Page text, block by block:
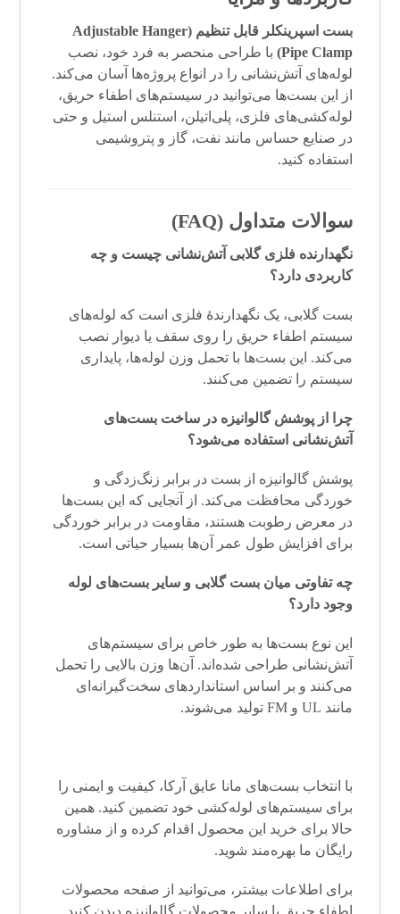
بست اسپرینکلر قابل تنظیم (Adjustable Hanger
Pipe Clamp) با طراحی منحصر به فرد خود، نصب
لوله‌های آتش‌نشانی را در انواع پروژه‌ها آسان می‌کند.
از این بست‌ها می‌توانید در سیستم‌های اطفاء حریق،
لوله‌کشی‌های فلزی، پلی‌اتیلن، استنلس استیل و حتی
در صنایع حساس مانند نفت، گاز و پتروشیمی
استفاده کنید.
سوالات متداول (FAQ)
نگهدارنده فلزی گلابی آتش‌نشانی چیست و چه
کاربردی دارد؟
بست گلابی، یک نگهدارندهٔ فلزی است که لوله‌های
سیستم اطفاء حریق را روی سقف یا دیوار نصب
می‌کند. این بست‌ها با تحمل وزن لوله‌ها، پایداری
سیستم را تضمین می‌کنند.
چرا از پوشش گالوانیزه در ساخت بست‌های
آتش‌نشانی استفاده می‌شود؟
پوشش گالوانیزه از بست در برابر زنگ‌زدگی و
خوردگی محافظت می‌کند. از آنجایی که این بست‌ها
در معرض رطوبت هستند، مقاومت در برابر خوردگی
برای افزایش طول عمر آن‌ها بسیار حیاتی است.
چه تفاوتی میان بست گلابی و سایر بست‌های لوله
وجود دارد؟
این نوع بست‌ها به طور خاص برای سیستم‌های
آتش‌نشانی طراحی شده‌اند. آن‌ها وزن بالایی را تحمل
می‌کنند و بر اساس استانداردهای سخت‌گیرانه‌ای
مانند UL و FM تولید می‌شوند.
با انتخاب بست‌های مانا عایق آرکا، کیفیت و ایمنی را
برای سیستم‌های لوله‌کشی خود تضمین کنید. همین
حالا برای خرید این محصول اقدام کرده و از مشاوره
رایگان ما بهره‌مند شوید.
برای اطلاعات بیشتر، می‌توانید از صفحه محصولات
اطفاء حریق یا سایر محصولات گالوانیزه دیدن کنید.